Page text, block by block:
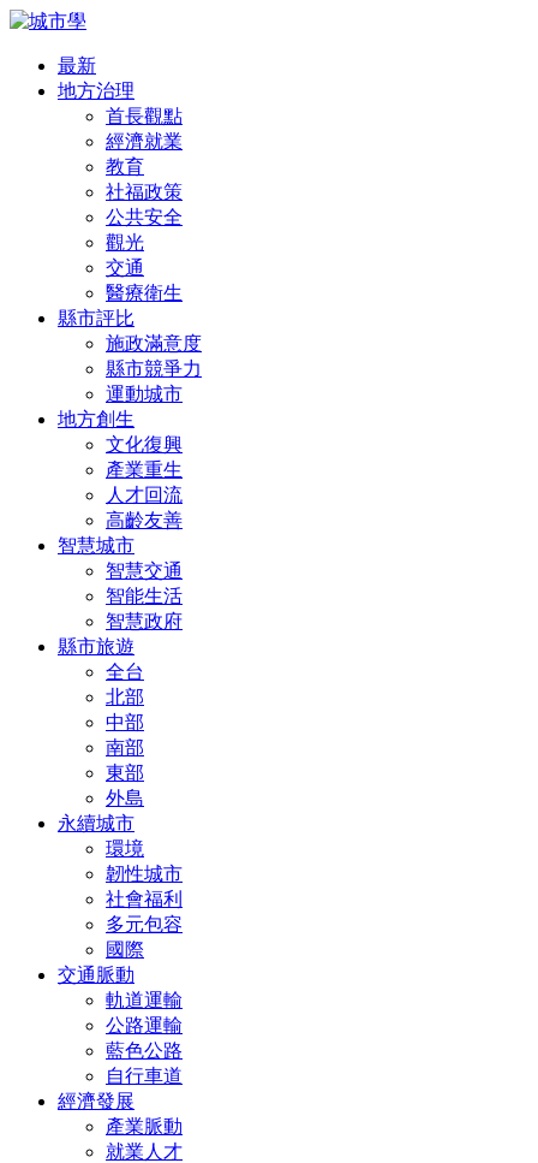
最新
地方治理
首長觀點
經濟就業
教育
社福政策
公共安全
觀光
交通
醫療衛生
縣市評比
施政滿意度
縣市競爭力
運動城市
地方創生
文化復興
產業重生
人才回流
高齡友善
智慧城市
智慧交通
智能生活
智慧政府
縣市旅遊
全台
北部
中部
南部
東部
外島
永續城市
環境
韌性城市
社會福利
多元包容
國際
交通脈動
軌道運輸
公路運輸
藍色公路
自行車道
經濟發展
產業脈動
就業人才